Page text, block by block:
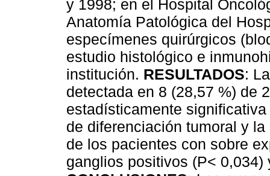
y 1998; en el Hospital
Anatomía Patológica del
especímenes quirúrgicos
estudio histológico e
institución. RESULTADOS:
detectada en 8 (28,57 %) de
estadísticamente
de diferenciación tumoral y
de los pacientes con sobre
ganglios positivos (P<